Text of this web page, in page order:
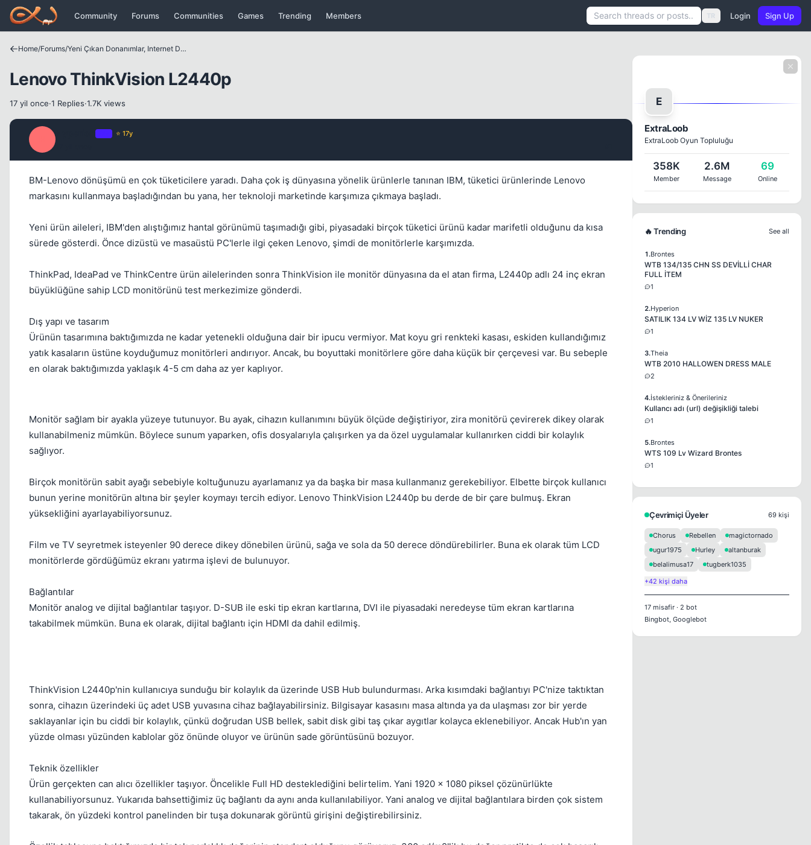
Icerige atla
Community Forums Communities Games Trending Members TR Login Sign Up
Home/Forums/ Yeni Çıkan Donanımlar, Internet Dünyası ve Benzer Konular
Lenovo ThinkVision L2440p
17 yil once·1 Replies·1.7K views
💎
Bounty amount
Between 1 and 5000 reputation points
3 days 7 days
Check to quickly clean up a spam account.
⭐ 17y
BM-Lenovo dönüşümü en çok tüketicilere yaradı. Daha çok iş dünyasına yönelik ürünlerle tanınan IBM, tüketici ürünlerinde Lenovo
markasını kullanmaya başladığından bu yana, her teknoloji marketinde karşımıza çıkmaya başladı.
Yeni ürün aileleri, IBM'den alıştığımız hantal görünümü taşımadığı gibi, piyasadaki birçok tüketici ürünü kadar marifetli olduğunu da kısa
sürede gösterdi. Önce dizüstü ve masaüstü PC'lerle ilgi çeken Lenovo, şimdi de monitörlerle karşımızda.
ThinkPad, IdeaPad ve ThinkCentre ürün ailelerinden sonra ThinkVision ile monitör dünyasına da el atan firma, L2440p adlı 24 inç ekran
büyüklüğüne sahip LCD monitörünü test merkezimize gönderdi.
Dış yapı ve tasarım
Ürünün tasarımına baktığımızda ne kadar yetenekli olduğuna dair bir ipucu vermiyor. Mat koyu gri renkteki kasası, eskiden kullandığımız
yatık kasaların üstüne koyduğumuz monitörleri andırıyor. Ancak, bu boyuttaki monitörlere göre daha küçük bir çerçevesi var. Bu sebeple
en olarak baktığımızda yaklaşık 4-5 cm daha az yer kaplıyor.
Monitör sağlam bir ayakla yüzeye tutunuyor. Bu ayak, cihazın kullanımını büyük ölçüde değiştiriyor, zira monitörü çevirerek dikey olarak
kullanabilmeniz mümkün. Böylece sunum yaparken, ofis dosyalarıyla çalışırken ya da özel uygulamalar kullanırken ciddi bir kolaylık
sağlıyor.
Birçok monitörün sabit ayağı sebebiyle koltuğunuzu ayarlamanız ya da başka bir masa kullanmanız gerekebiliyor. Elbette birçok kullanıcı
bunun yerine monitörün altına bir şeyler koymayı tercih ediyor. Lenovo ThinkVision L2440p bu derde de bir çare bulmuş. Ekran
yüksekliğini ayarlayabiliyorsunuz.
Film ve TV seyretmek isteyenler 90 derece dikey dönebilen ürünü, sağa ve sola da 50 derece döndürebilirler. Buna ek olarak tüm LCD
monitörlerde gördüğümüz ekranı yatırma işlevi de bulunuyor.
Bağlantılar
Monitör analog ve dijital bağlantılar taşıyor. D-SUB ile eski tip ekran kartlarına, DVI ile piyasadaki neredeyse tüm ekran kartlarına
takabilmek mümkün. Buna ek olarak, dijital bağlantı için HDMI da dahil edilmiş.
ThinkVision L2440p'nin kullanıcıya sunduğu bir kolaylık da üzerinde USB Hub bulundurması. Arka kısımdaki bağlantıyı PC'nize taktıktan
sonra, cihazın üzerindeki üç adet USB yuvasına cihaz bağlayabilirsiniz. Bilgisayar kasasını masa altında ya da ulaşması zor bir yerde
saklayanlar için bu ciddi bir kolaylık, çünkü doğrudan USB bellek, sabit disk gibi taş çıkar aygıtlar kolayca eklenebiliyor. Ancak Hub'ın yan
yüzde olması yüzünden kablolar göz önünde oluyor ve ürünün sade görüntüsünü bozuyor.
Teknik özellikler
Ürün gerçekten can alıcı özellikler taşıyor. Öncelikle Full HD desteklediğini belirtelim. Yani 1920 x 1080 piksel çözünürlükte
kullanabiliyorsunuz. Yukarıda bahsettiğimiz üç bağlantı da aynı anda kullanılabiliyor. Yani analog ve dijital bağlantılara birden çok sistem
takarak, ön yüzdeki kontrol panelinden bir tuşa dokunarak görüntü girişini değiştirebilirsiniz.
Kapat
E
ExtraLoob
ExtraLoob Oyun Topluluğu
358K
Member
2.6M
Message
69
Online
🔥 Trending See all
1.Brontes
WTB 134/135 CHN SS DEVİLLİ CHAR
FULL İTEM
1
2.Hyperion
SATILIK 134 LV WİZ 135 LV NUKER
1
3.Theia
WTB 2010 HALLOWEN DRESS MALE
2
4.İstekleriniz & Önerileriniz
Kullancı adı (url) değişikliği talebi
1
5.Brontes
WTS 109 Lv Wizard Brontes
1
Çevrimiçi Üyeler 69 kişi
Chorus Rebellen
magictornado
ugur1975
Hurley
altanburak
belalimusa17
tugberk1035
+42 kişi daha
17 misafir · 2 bot
Bingbot, Googlebot